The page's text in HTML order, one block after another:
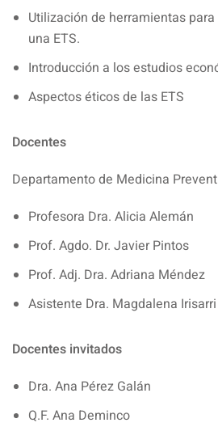
Utilización de herramientas
una ETS.
Introducción a los estudios
Aspectos éticos de las ETS
Docentes
Departamento de Medicina
Profesora Dra. Alicia Alemán
Prof. Agdo. Dr. Javier Pintos
Prof. Adj. Dra. Adriana Méndez
Asistente Dra. Magdalena Irisarri
Docentes invitados
Dra. Ana Pérez Galán
Q.F. Ana Deminco